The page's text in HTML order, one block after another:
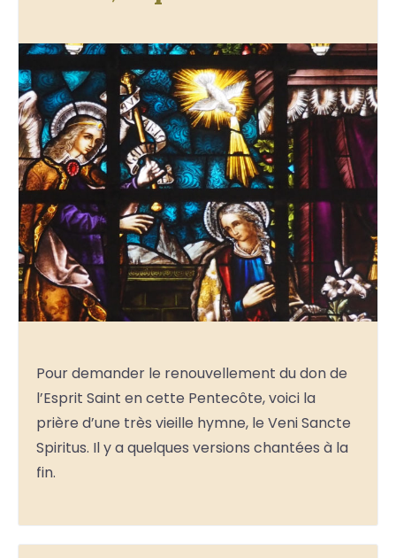
Pour demander le renouvellement du don de
l’Esprit Saint en cette Pentecôte, voici la
prière d’une très vieille hymne, le Veni Sancte
Spiritus. Il y a quelques versions chantées à la
fin.